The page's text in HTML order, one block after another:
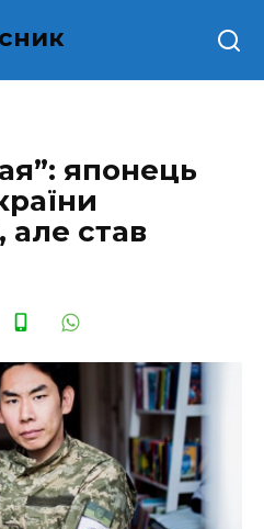
японець
але став